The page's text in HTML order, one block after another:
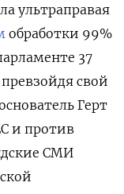
ультраправая
обработки 99%
37
свой
Герт
и против
СМИ